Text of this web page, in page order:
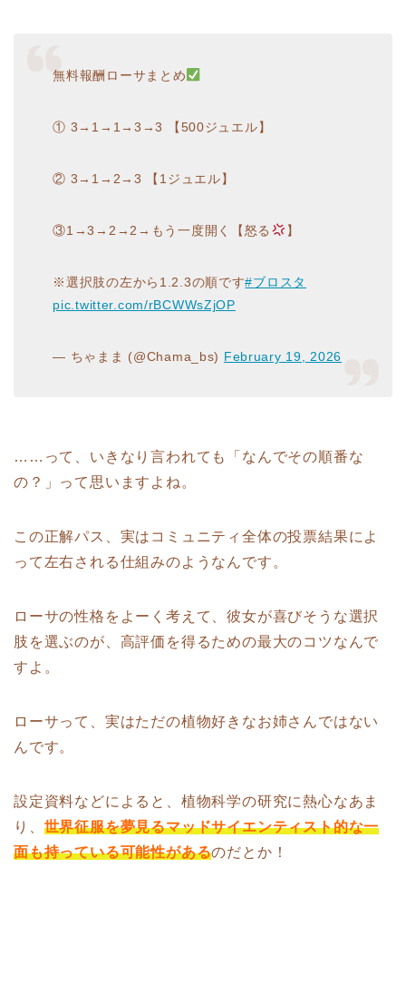
無料報酬ローサまとめ
① 3→1→1→3→3 【500ジュエル】
② 3→1→2→3 【1ジュエル】
③1→3→2→2→もう一度開く【怒る 】
※選択肢の左から1.2.3の順です#ブロスタ
pic.twitter.com/rBCWWsZjOP
— ちゃまま (@Chama_bs) February 19, 2026
……って、いきなり言われても「なんでその順番な
の？」って思いますよね。
この正解パス、実はコミュニティ全体の投票結果によ
って左右される仕組みのようなんです。
ローサの性格をよーく考えて、彼女が喜びそうな選択
肢を選ぶのが、高評価を得るための最大のコツなんで
すよ。
ローサって、実はただの植物好きなお姉さんではない
んです。
設定資料などによると、植物科学の研究に熱心なあま
り、 世界征服を夢見るマッドサイエンティスト的な一
面も持っている可能性があるのだとか！